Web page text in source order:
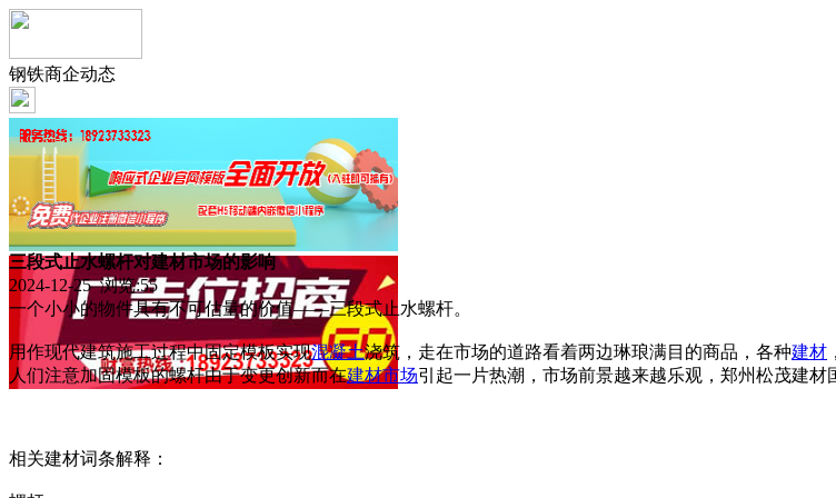
钢铁商企动态
三段式止水螺杆对建材市场的影响
2024-12-25 浏览:55
一个小小的物件具有不可估量的价值——三段式止水螺杆。
用作现代建筑施工过程中固定模板实现混凝土浇筑，走在市场的道路看着两边琳琅满目的商品，各种建材 ，
人们注意加固模板的螺杆由于变更创新而在建材市场引起一片热潮，市场前景越来越乐观，郑州松茂建
相关建材词条解释：